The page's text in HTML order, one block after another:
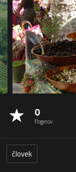
0
flogerov
človek